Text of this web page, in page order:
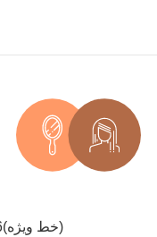
021-88845766(خط ویژه)